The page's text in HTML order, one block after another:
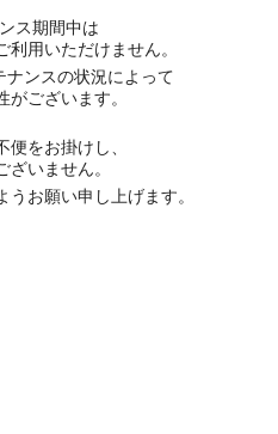
ス期間中は
用いただけません。
ンスの状況によって
ございます。
をお掛けし、
いません。
お願い申し上げます。